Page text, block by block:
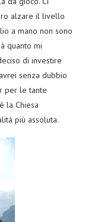
alzare il livello
a mano non sono
quanto mi
di investire
senza dubbio
per le tante
la Chiesa
più assoluta.